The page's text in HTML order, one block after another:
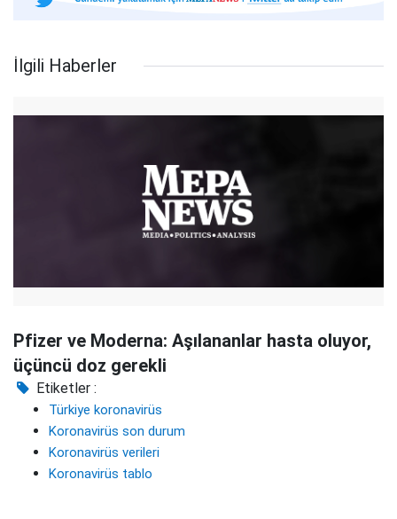
İlgili Haberler
Pfizer ve Moderna: Aşılananlar hasta oluyor,
üçüncü doz gerekli
Etiketler :
Türkiye koronavirüs
Koronavirüs son durum
Koronavirüs verileri
Koronavirüs tablo